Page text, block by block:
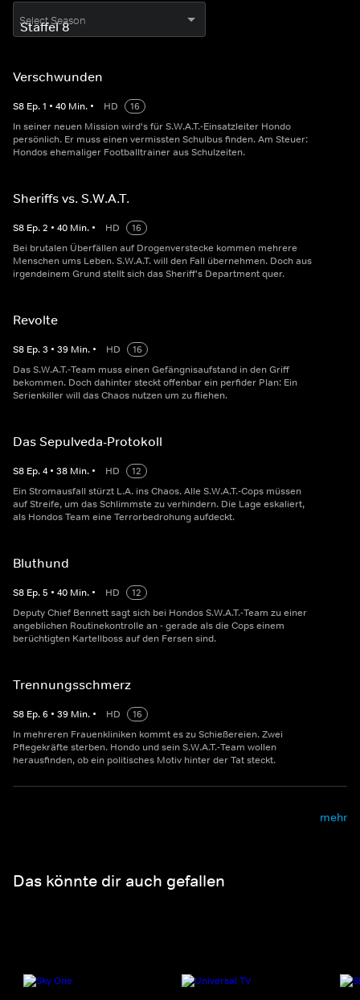
Select Season
Verschwunden
S8 Ep.1 • 40 Min. • HD
16
In seiner neuen Mission wird's für S.W.A.T.-Einsatzleiter Hondo
persönlich. Er muss einen vermissten Schulbus finden. Am Steuer:
Hondos ehemaliger Footballtrainer aus Schulzeiten.
Sheriffs vs. S.W.A.T.
S8 Ep.2 • 40 Min. • HD
16
Bei brutalen Überfällen auf Drogenverstecke kommen mehrere
Menschen ums Leben. S.W.A.T. will den Fall übernehmen. Doch aus
irgendeinem Grund stellt sich das Sheriff's Department quer.
Revolte
S8 Ep.3 • 39 Min. • HD
16
Das S.W.A.T.-Team muss einen Gefängnisaufstand in den Griff
bekommen. Doch dahinter steckt offenbar ein perfider Plan: Ein
Serienkiller will das Chaos nutzen um zu fliehen.
Das Sepulveda-Protokoll
S8 Ep.4 • 38 Min. • HD
12
Ein Stromausfall stürzt L.A. ins Chaos. Alle S.W.A.T.-Cops müssen
auf Streife, um das Schlimmste zu verhindern. Die Lage eskaliert,
als Hondos Team eine Terrorbedrohung aufdeckt.
Bluthund
S8 Ep.5 • 40 Min. • HD
12
Deputy Chief Bennett sagt sich bei Hondos S.W.A.T.-Team zu einer
angeblichen Routinekontrolle an - gerade als die Cops einem
berüchtigten Kartellboss auf den Fersen sind.
Trennungsschmerz
S8 Ep.6 • 39 Min. • HD
16
In mehreren Frauenkliniken kommt es zu Schießereien. Zwei
Pflegekräfte sterben. Hondo und sein S.W.A.T.-Team wollen
herausfinden, ob ein politisches Motiv hinter der Tat steckt.
mehr
Das könnte dir auch gefallen